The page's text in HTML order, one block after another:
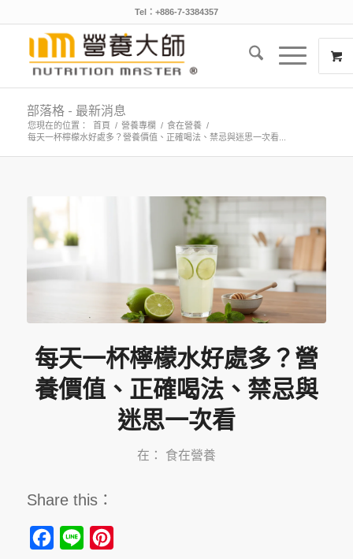
Tel：+886-7-3384357
部落格 - 最新消息
您現在的位置： 首頁 / 營養專欄 / 食在營養 /
每天一杯檸檬水好處多？營養價值、正確喝法、禁忌與迷思一次看...
每天一杯檸檬水好處多？營
養價值、正確喝法、禁忌與
迷思一次看
在： 食在營養
Share this：
Facebook
Line